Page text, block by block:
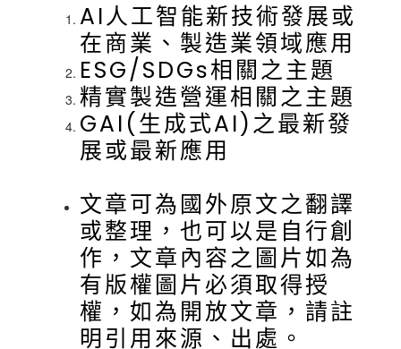
AI人工智能新技術發展或
在商業、製造業領域應用
ESG/SDGs相關之主題
精實製造營運相關之主題
GAI(生成式AI)之最新發
展或最新應用
文章可為國外原文之翻譯
或整理，也可以是自行創
作，文章內容之圖片如為
有版權圖片必須取得授
權，如為開放文章，請註
明引用來源、出處。